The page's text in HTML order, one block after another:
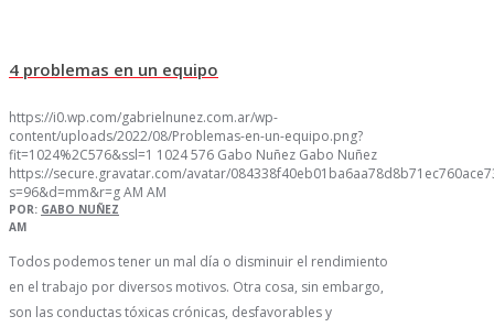
4 problemas en un equipo
https://i0.wp.com/gabrielnunez.com.ar/wp-
content/uploads/2022/08/Problemas-en-un-equipo.png?
fit=1024%2C576&ssl=1 1024576 Gabo Nuñez Gabo Nuñez
https://secure.gravatar.com/avatar/
s=96&d=mm&r=gAM AM
POR: GABO NUÑEZ
AM
Todos podemos tener un mal día o disminuir el rendimiento
en el trabajo por diversos motivos. Otra cosa, sin embargo,
son las conductas tóxicas crónicas, desfavorables y